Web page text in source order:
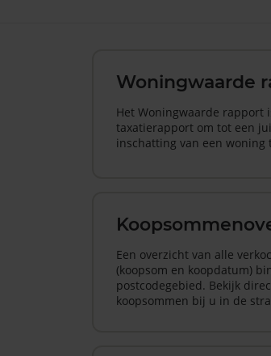
Woningwaarde
Het Woningwaarde rapport
taxatierapport om tot een
inschatting van een woning
Een overzicht van alle
(koopsom en koopdatum)
postcodegebied. Bekijk
koopsommen bij u in de